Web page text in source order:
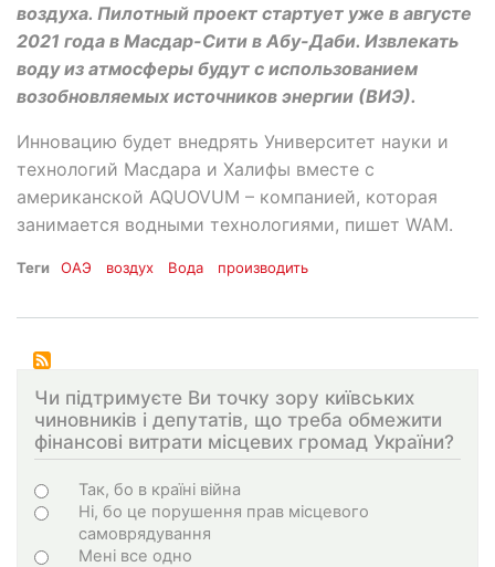
воздуха. Пилотный проект стартует уже в августе
2021 года в Масдар-Сити в Абу-Даби. Извлекать
воду из атмосферы будут с использованием
возобновляемых источников энергии (ВИЭ).
Инновацию будет внедрять Университет науки и
технологий Масдара и Халифы вместе с
американской AQUOVUM – компанией, которая
занимается водными технологиями, пишет WAM.
Теги ОАЭ воздух Вода производить
Чи підтримуєте Ви точку зору київських
чиновників і депутатів, що треба обмежити
фінансові витрати місцевих громад України?
Choices
Так, бо в країні війна
Ні, бо це порушення прав місцевого
самоврядування
Мені все одно